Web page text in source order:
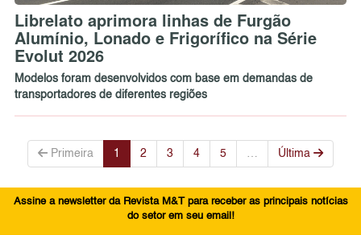
Librelato aprimora linhas de Furgão
Alumínio, Lonado e Frigorífico na Série
Evolut 2026
Modelos foram desenvolvidos com base em demandas de
transportadores de diferentes regiões
Primeira 1 2 3 4 5 Última
Assine a newsletter da Revista M&T para receber as principais notícias
do setor em seu email!